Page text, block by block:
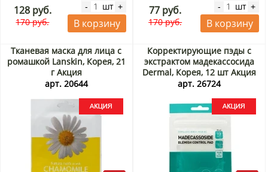
128 руб.
170 руб.
- шт +
В корзину
77 руб.
170 руб.
- шт +
В корзину
Тканевая маска для лица с
ромашкой Lanskin, Корея, 21
г Акция
арт. 20644
Корректирующие пэды с
экстрактом мадекассосида
Dermal, Корея, 12 шт Акция
арт. 26724